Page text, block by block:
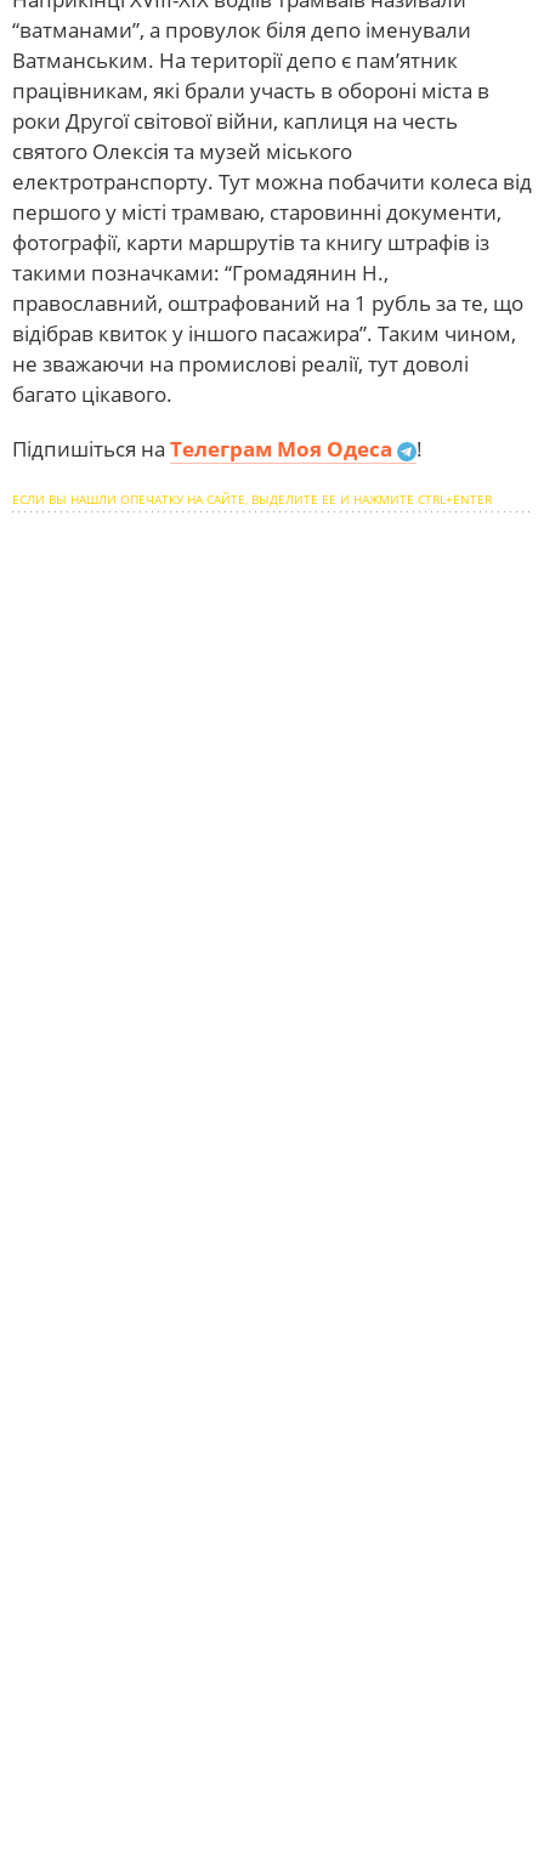
“ватманами”, а провулок біля депо іменували
Ватманським. На території депо є пам’ятник
працівникам, які брали участь в обороні міста в
роки Другої світової війни, каплиця на честь
святого Олексія та музей міського
електротранспорту. Тут можна побачити колеса від
першого у місті трамваю, старовинні документи,
фотографії, карти маршрутів та книгу штрафів із
такими позначками: “Громадянин Н.,
православний, оштрафований на 1 рубль за те, що
відібрав квиток у іншого пасажира”. Таким чином,
не зважаючи на промислові реалії, тут доволі
багато цікавого.
Підпишіться на Телеграм Моя Одеса !
ЕСЛИ ВЫ НАШЛИ ОПЕЧАТКУ НА САЙТЕ, ВЫДЕЛИТЕ ЕЕ И НАЖМИТЕ CTRL+ENTER